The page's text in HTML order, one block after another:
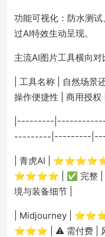
功能可视化：防水测
过AI特效生动呈现。
主流AI图片工具横向对
| 工具名称 | 自然场景
操作便捷性 | 商用授权
|---------
---------|---------
| 青虎AI |
⭐⭐⭐⭐ | ✅ 完整 |
境与装备细节 |
| Midjourney |
⭐⭐⭐ | ⚠️ 需付费 |